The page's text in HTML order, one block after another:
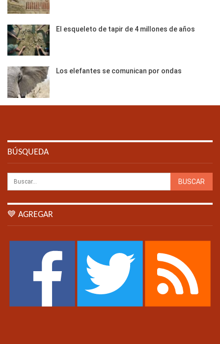
El esqueleto de tapir de 4 millones de años
Los elefantes se comunican por ondas
BÚSQUEDA
💙 AGREGAR